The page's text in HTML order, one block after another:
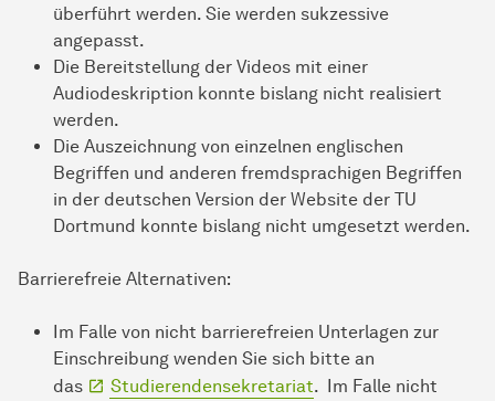
überführt werden. Sie werden sukzessive
angepasst.
Die Bereitstellung der Videos mit einer
Audiodeskription konnte bislang nicht realisiert
werden.
Die Auszeichnung von einzelnen englischen
Begriffen und anderen fremdsprachigen Begriffen
in der deutschen Version der Website der TU
Dortmund konnte bislang nicht umgesetzt werden.
Barrierefreie Alternativen:
Im Falle von nicht bar­ri­e­re­frei­en Unterlagen zur
Einschreibung wenden Sie sich bitte an
das
Studierenden­sekretariat. Im Falle nicht